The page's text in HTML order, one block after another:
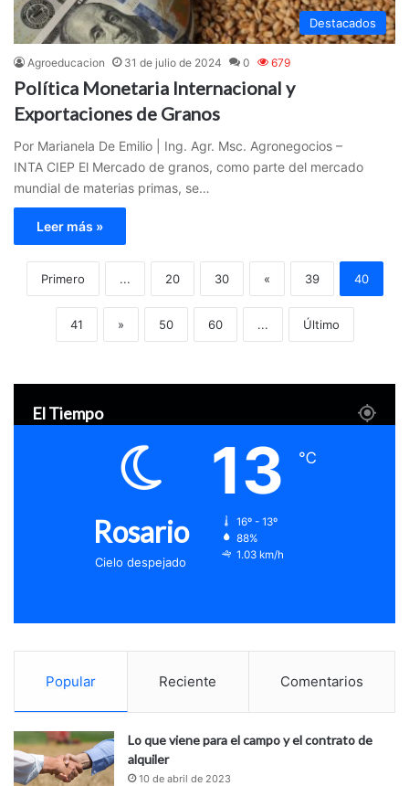
Destacados
Agroeducacion 31 de julio de 2024 0 679
Política Monetaria Internacional y
Exportaciones de Granos
Por Marianela De Emilio | Ing. Agr. Msc. Agronegocios –
INTA CIEP El Mercado de granos, como parte del mercado
mundial de materias primas, se…
Leer más »
Primero ... 20 30 « 39 40
41 » 50 60 ... Último
El Tiempo
Rosario
Cielo despejado
13 ℃
16º - 13º
88%
1.03 km/h
Popular Reciente Comentarios
Lo que viene para el campo y el contrato de
alquiler
10 de abril de 2023